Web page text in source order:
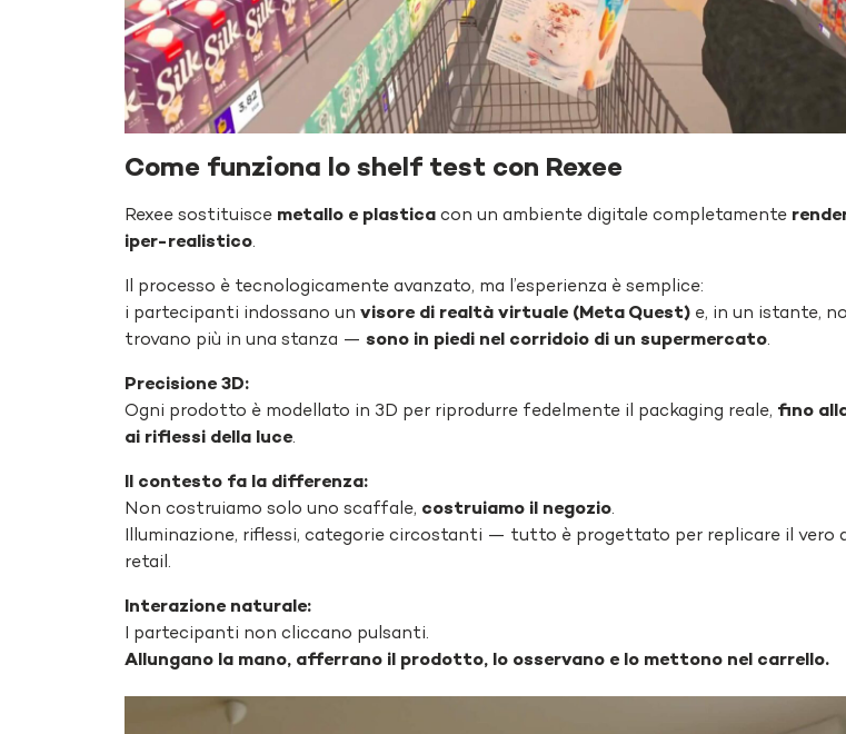
Come funziona lo shelf test con Rexee
Rexee sostituisce metallo e plastica con un ambiente digitale completamente
iper-realistico.
Il processo è tecnologicamente avanzato, ma l’esperienza è semplice:
i partecipanti indossano un visore di realtà virtuale (Meta Quest) e, in un istante,
trovano più in una stanza — sono in piedi nel corridoio di un supermercato.
Precisione 3D:
Ogni prodotto è modellato in 3D per riprodurre fedelmente il packaging reale, fino
ai riflessi della luce.
Il contesto fa la differenza:
Non costruiamo solo uno scaffale, costruiamo il negozio.
Illuminazione, riflessi, categorie circostanti — tutto è progettato per replicare il vero
retail.
Interazione naturale:
I partecipanti non cliccano pulsanti.
Allungano la mano, afferrano il prodotto, lo osservano e lo mettono nel carrello.